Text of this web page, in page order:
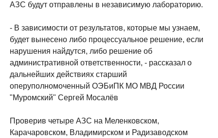
АЗС будут отправлены в независимую лабораторию.
- В зависимости от результатов, которые мы узнаем,
будет вынесено либо процессуальное решение, если
нарушения найдутся, либо решение об
административной ответственности, - рассказал о
дальнейших действиях старший
оперуполномоченный ОЭБиПК МО МВД России
"Муромский" Сергей Мосалёв
Проверив четыре АЗС на Меленковском,
Карачаровском, Владимирском и Радизаводском